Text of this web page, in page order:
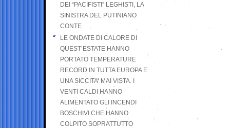
DEI “PACIFISTI” LEGHISTI, LA
SINISTRA DEL PUTINIANO
CONTE
LE ONDATE DI CALORE DI
QUEST’ESTATE HANNO
PORTATO TEMPERATURE
RECORD IN TUTTA EUROPA E
UNA SICCITA’ MAI VISTA. I
VENTI CALDI HANNO
ALIMENTATO GLI INCENDI
BOSCHIVI CHE HANNO
COLPITO SOPRATTUTTO